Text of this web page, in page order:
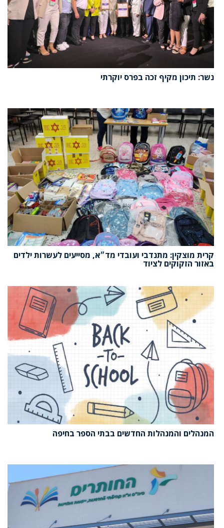
נשר: תיכון מקיף זכה בפרס יוקרתי
קרית מוצקין: מתנדבי ועובדי מד״א, מסייעים לעשרות ילדים
באזור הזקוקים לציוד
המנהלים והמנהלות החדשים בבתי הספר בחיפה